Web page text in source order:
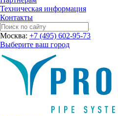
Техническая информация
Контакты
Москва: +7 (495) 602-95-73
Выберите ваш город